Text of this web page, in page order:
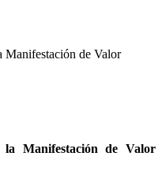
Manifestación de Valor
la Manifestación de Valor